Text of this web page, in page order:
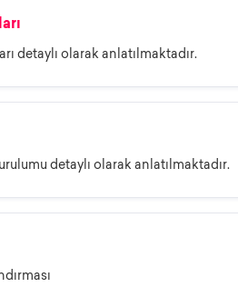
detaylı olarak anlatılmaktadır.
detaylı olarak anlatılmaktadır.